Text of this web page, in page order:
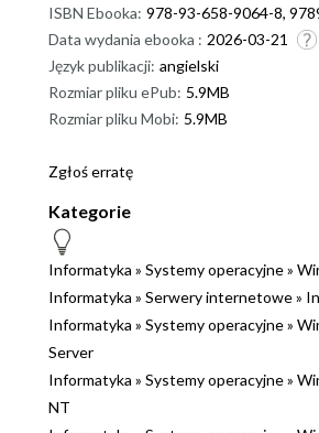
ISBN Ebooka: 978-93-658-9064-8,
Data wydania ebooka : 2026-03-21
Język publikacji: angielski
Rozmiar pliku ePub: 5.9MB
Rozmiar pliku Mobi: 5.9MB
Zgłoś erratę
Kategorie
Informatyka » Systemy operacyjne»
Informatyka » Serwery internetowe»
Informatyka » Systemy operacyjne»
Server
Informatyka » Systemy operacyjne»
NT